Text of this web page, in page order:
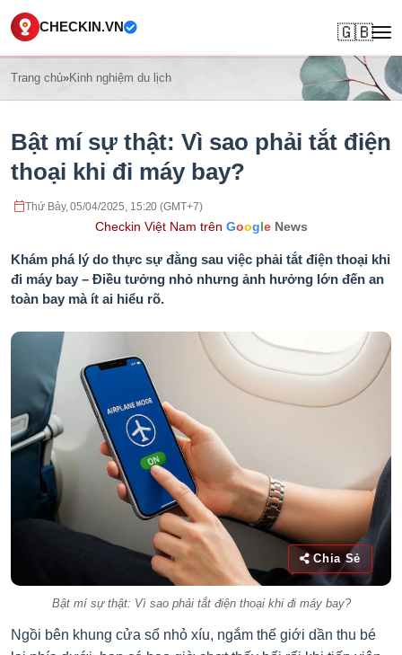
CHECKIN.VN 🇬🇧
Trang chủ»Kinh nghiệm du lịch
Bật mí sự thật: Vì sao phải tắt điện
thoại khi đi máy bay?
Thứ Bảy, 05/04/2025, 15:20 (GMT+7)
Checkin Việt Nam trên Google News
Khám phá lý do thực sự đằng sau việc phải tắt điện thoại khi
đi máy bay – Điều tưởng nhỏ nhưng ảnh hưởng lớn đến an
toàn bay mà ít ai hiểu rõ.
Chia Sẻ
Bật mí sự thật: Vì sao phải tắt điện thoại khi đi máy bay?
Ngồi bên khung cửa sổ nhỏ xíu, ngắm thế giới dần thu bé